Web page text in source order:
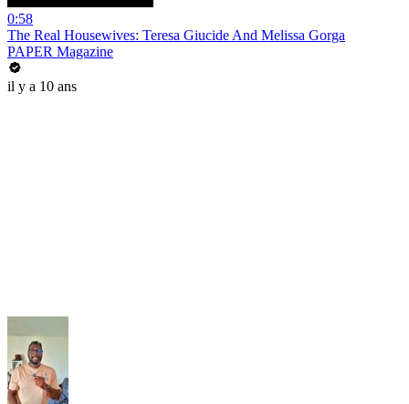
0:58
The Real Housewives: Teresa Giucide And Melissa Gorga
PAPER Magazine
il y a 10 ans